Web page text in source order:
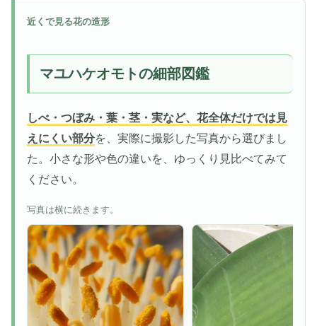
近くで見る花の造形
マユハケオモトの細部図鑑
しべ・つぼみ・葉・茎・実など、花全体だけでは見
えにくい部分を、実際に撮影した写真から選びまし
た。小さな形や色の違いを、ゆっくり見比べてみて
ください。
写真は横に続きます。